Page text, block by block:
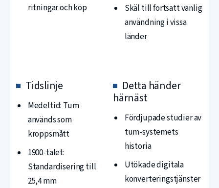
ritningar och köp
Skäl till fortsatt vanlig
användning i vissa
länder
Tidslinje
Medeltid: Tum
används som
kroppsmått
1900-talet:
Standardisering till
25,4 mm
Detta händer
härnäst
Fördjupade studier av
tum-systemets
historia
Utökade digitala
konverteringstjänster